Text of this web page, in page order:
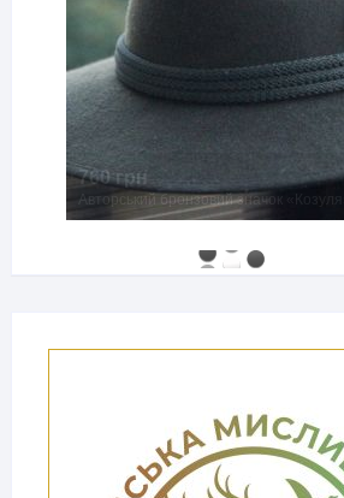
760 грн
Авторський бронзовий значок «Козуля»